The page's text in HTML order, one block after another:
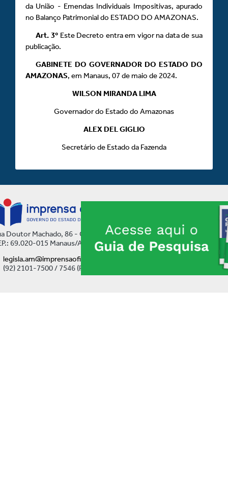
da União - Emendas Individuais Impositivas, apurado
no Balanço Patrimonial do ESTADO DO AMAZONAS.
Art. 3ºEste Decreto entra em vigor na data de sua
publicação.
GABINETE DO GOVERNADOR DO ESTADO DO
AMAZONAS, em Manaus, 07 de maio de 2024.
WILSON MIRANDA LIMA
Governador do Estado do Amazonas
ALEX DEL GIGLIO
Secretário de Estado da Fazenda
Doutor Machado, 86 - Centro
69.020-015 Manaus/AM
legisla.am@imprensaoficial.am.gov.br
(92) 2101-7500 / 7546 (Ramal)